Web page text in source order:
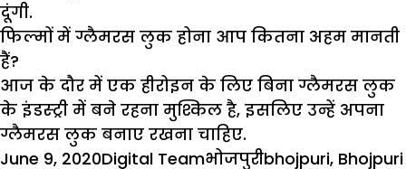
दूंगी.
फिल्मों में ग्लैमरस लुक होना आप कितना अहम मानती
हैं?
आज के दौर में एक हीरोइन के लिए बिना ग्लैमरस लुक
के इंडस्ट्री में बने रहना मुश्किल है, इसलिए उन्हें अपना
ग्लैमरस लुक बनाए रखना चाहिए.
Posted
June 9, 2020Author
Digital TeamCategories
भोजपुरीTags
bhojpuri, Bhojpuri